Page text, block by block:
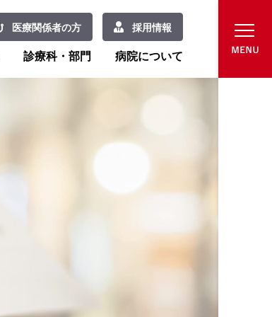
医療関係者の方 採用情報
診療科・部門 病院について